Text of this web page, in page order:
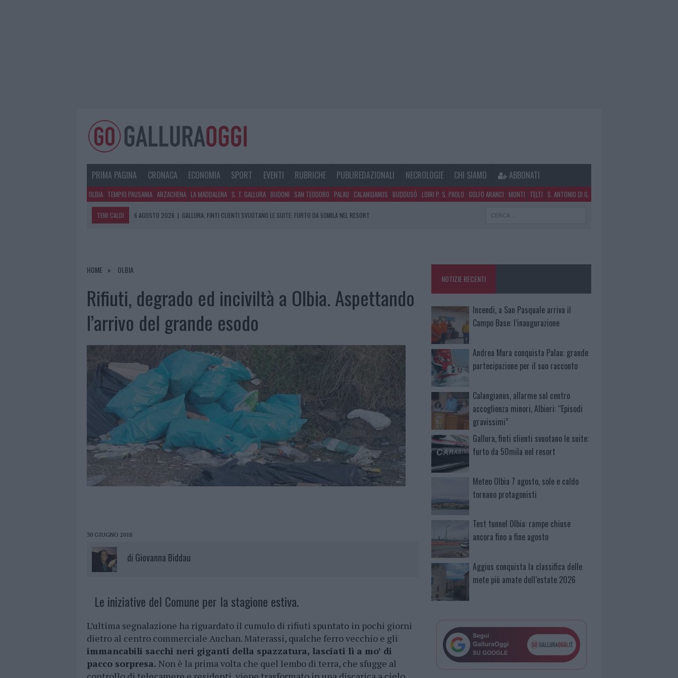
PRIMA PAGINA CRONACA ECONOMIA SPORT EVENTI RUBRICHE PUBLIREDAZIONALI NECROLOGIE CHI SIAMO ABBONATI
OLBIA TEMPIO PAUSANIA ARZACHENA LA MADDALENA S. T. GALLURA BUDONI SAN TEODORO PALAU CALANGIANUS BUDDUSÒ LOIRI P. S. PAOLO GOLFO ARANCI MONTI TELTI S. ANTONIO DI G.
TEMI CALDI 6 AGOSTO 2026 | GALLURA, FINTI CLIENTI SVUOTANO LE SUITE: FURTO DA 50MILA NEL RESORT
6 AGOSTO 2026
HOME OLBIA
Rifiuti, degrado ed inciviltà a Olbia. Aspettando
l’arrivo del grande esodo
30 GIUGNO 2018
di Giovanna Biddau
Le iniziative del Comune per la stagione estiva.
L’ultima segnalazione ha riguardato il cumulo di rifiuti spuntato in pochi giorni
dietro al centro commerciale Auchan. Materassi, qualche ferro vecchio e gli
immancabili sacchi neri giganti della spazzatura, lasciati lì a mo’ di
pacco sorpresa. Non è la prima volta che quel lembo di terra, che sfugge al
NOTIZIE RECENTI
Incendi, a San Pasquale arriva il
Campo Base: l’inaugurazione
Andrea Mura conquista Palau: grande
partecipazione per il suo racconto
Calangianus, allarme sul centro
accoglienza minori, Albieri: “Episodi
gravissimi”
Gallura, finti clienti svuotano le suite:
furto da 50mila nel resort
Meteo Olbia 7 agosto, sole e caldo
tornano protagonisti
Test tunnel Olbia: rampe chiuse
ancora fino a fine agosto
Aggius conquista la classifica delle
mete più amate dell’estate 2026